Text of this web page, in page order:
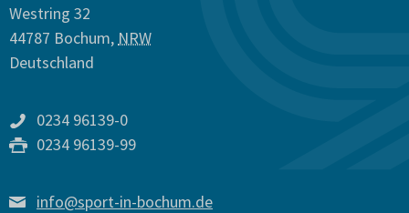
Westring 32
44787 Bochum, NRW
Deutschland
0234 96139-0
0234 96139-99
info@sport-in-bochum.de